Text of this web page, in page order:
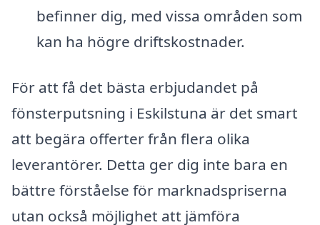
befinner dig, med vissa områden som
kan ha högre driftskostnader.
För att få det bästa erbjudandet på
fönsterputsning i Eskilstuna är det smart
att begära offerter från flera olika
leverantörer. Detta ger dig inte bara en
bättre förståelse för marknadspriserna
utan också möjlighet att jämföra